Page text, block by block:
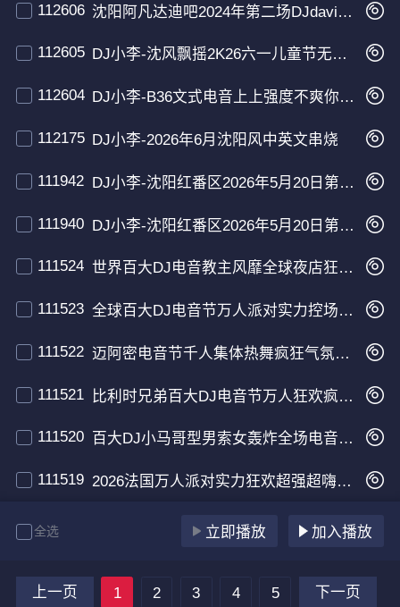
112606 沈阳阿凡达迪吧2024年第二场DJdavid现场
112605 DJ小李-沈风飘摇2K26六一儿童节无曲自然嗨
112604 DJ小李-B36文式电音上上强度不爽你打我
112175 DJ小李-2026年6月沈阳风中英文串烧
111942 DJ小李-沈阳红番区2026年5月20日第四场DJ大圣现场
111940 DJ小李-沈阳红番区2026年5月20日第三场DJ阿飞MC奥莉现场
111524 世界百大DJ电音教主风靡全球夜店狂嗨劲爆电音串烧
111523 全球百大DJ电音节万人派对实力控场超嗨电音大碟
111522 迈阿密电音节千人集体热舞疯狂气氛劲爆旋律电音串烧
111521 比利时兄弟百大DJ电音节万人狂欢疯狂热舞现场
111520 百大DJ小马哥型男索女轰炸全场电音派对现场
111519 2026法国万人派对实力狂欢超强超嗨百大电音现场
全选 立即播放 加入播放
上一页 1 2 3 4 5 下一页